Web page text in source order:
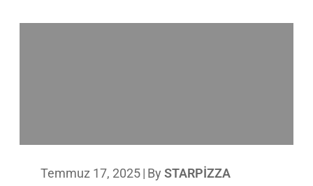
Temmuz 17, 2025| By STARPIZZA